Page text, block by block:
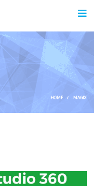
HOME / MAGIX